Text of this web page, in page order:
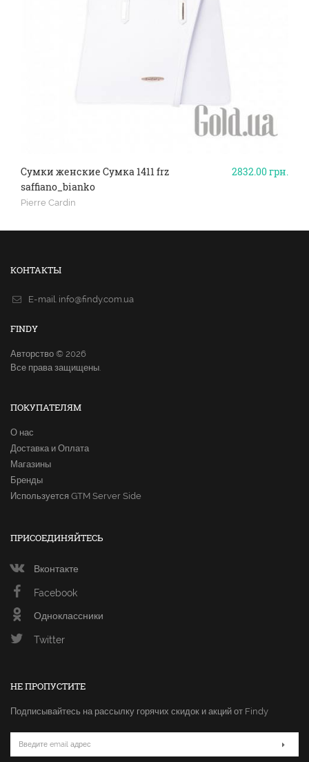
2832.00грн.
Сумки женские Сумка 1411 frz
saffiano_bianko
Pierre Cardin
КОНТАКТЫ
E-mail. info@findy.com.ua
FINDY
Авторство © 2026
Все права защищены.
ПОКУПАТЕЛЯМ
О нас
Доставка и Оплата
Магазины
Бренды
Используется GTM Server Side
ПРИСОЕДИНЯЙТЕСЬ
Вконтакте
Facebook
Одноклассники
Twitter
НЕ ПРОПУСТИТЕ
Подписывайтесь на рассылку горячих скидок и акций от Findy